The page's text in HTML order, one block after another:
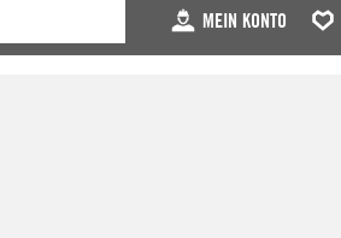
MEIN KONTO